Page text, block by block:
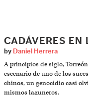
CADÁVERES EN
by Daniel Herrera
A principios de siglo,
escenario de uno de los
chinos, un genocidio casi
mismos laguneros.